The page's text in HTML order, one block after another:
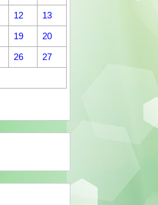
12 13
19 20
26 27